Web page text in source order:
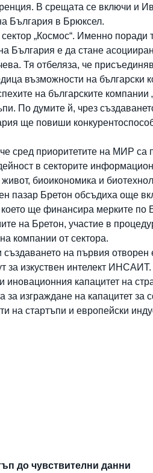
В срещата се включи и
България в Брюксел.
„Космос“. Именно поради
България е да стане
Тя отбеляза, че
възможности на български
на българските компании
По думите й, чрез
ще повиши
сред приоритетите на МИР са
в секторите
биоикономика и
пазар Бретон обсъдиха още
ще финансира мерките по
на Бретон, участие в
компании от сектора.
на първия отворен
за изкуствен интелект
капацитет на
изграждане на капацитет за
на стартъпи и европейски
до чувствителни данни